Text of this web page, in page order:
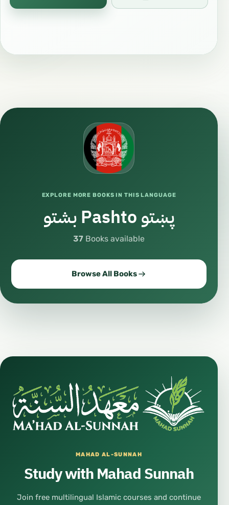
EXPLORE MORE BOOKS IN THIS LANGUAGE
پښتو Pashto بشتو
37 Books available
Browse All Books
MAHAD AL-SUNNAH
Study with Mahad Sunnah
Join free multilingual Islamic courses and continue